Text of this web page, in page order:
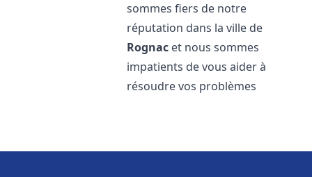
sommes fiers de notre
réputation dans la ville de
Rognac et nous sommes
impatients de vous aider à
résoudre vos problèmes